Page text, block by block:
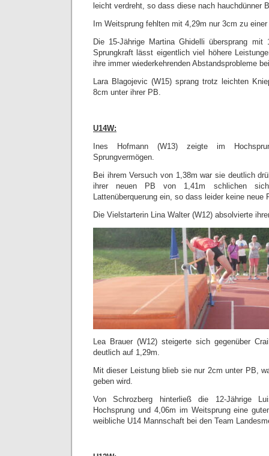
leicht verdreht, so dass diese nach hauchdünner
Im Weitsprung fehlten mit 4,29m nur 3cm zu
Die 15-Jährige Martina Ghidelli übersprang
Sprungkraft lässt eigentlich viel höhere
ihre immer wiederkehrenden Abstandsprobleme
Lara Blagojevic (W15) sprang trotz leichten
8cm unter ihrer PB.
U14W:
Ines Hofmann (W13) zeigte im
Sprungvermögen.
Bei ihrem Versuch von 1,38m war sie deutlich
ihrer neuen PB von 1,41m schlichen
Lattenüberquerung ein, so dass leider keine neue
Die Vielstarterin Lina Walter (W12) absolvierte
Lea Brauer (W12) steigerte sich gegenüber
deutlich auf 1,29m.
Mit dieser Leistung blieb sie nur 2cm unter PB,
geben wird.
Von Schrozberg hinterließ die 12-Jährige
Hochsprung und 4,06m im Weitsprung eine
weibliche U14 Mannschaft bei den Team